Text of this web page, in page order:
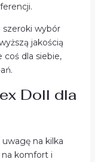
szeroki wybór
jakością
dla siebie,
Doll dla
na kilka
na komfort i